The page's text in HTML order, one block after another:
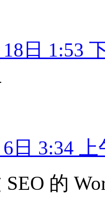
日 1:53
日 3:34 上
的